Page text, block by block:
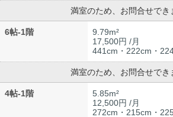
満室のため、お問合せでき
6帖-1階
9.79m²
17,500円 /月
441cm・222cm・
満室のため、お問合せでき
4帖-1階
5.85m²
12,500円 /月
272cm・215cm・